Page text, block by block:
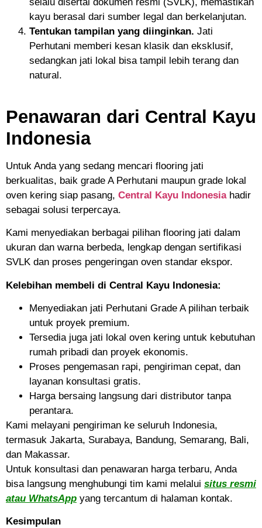
selalu disertai dokumen resmi (SVLK), memastikan
kayu berasal dari sumber legal dan berkelanjutan.
Tentukan tampilan yang diinginkan. Jati
Perhutani memberi kesan klasik dan eksklusif,
sedangkan jati lokal bisa tampil lebih terang dan
natural.
Penawaran dari Central Kayu
Indonesia
Untuk Anda yang sedang mencari flooring jati
berkualitas, baik grade A Perhutani maupun grade lokal
oven kering siap pasang, Central Kayu Indonesiahadir
sebagai solusi terpercaya.
Kami menyediakan berbagai pilihan flooring jati dalam
ukuran dan warna berbeda, lengkap dengan sertifikasi
SVLK dan proses pengeringan oven standar ekspor.
Kelebihan membeli di Central Kayu Indonesia:
Menyediakan jati Perhutani Grade A pilihan terbaik
untuk proyek premium.
Tersedia juga jati lokal oven kering untuk kebutuhan
rumah pribadi dan proyek ekonomis.
Proses pengemasan rapi, pengiriman cepat, dan
layanan konsultasi gratis.
Harga bersaing langsung dari distributor tanpa
perantara.
Kami melayani pengiriman ke seluruh Indonesia,
termasuk Jakarta, Surabaya, Bandung, Semarang, Bali,
dan Makassar.
Untuk konsultasi dan penawaran harga terbaru, Anda
bisa langsung menghubungi tim kami melalui situs resmi
atau WhatsApp yang tercantum di halaman kontak.
Kesimpulan